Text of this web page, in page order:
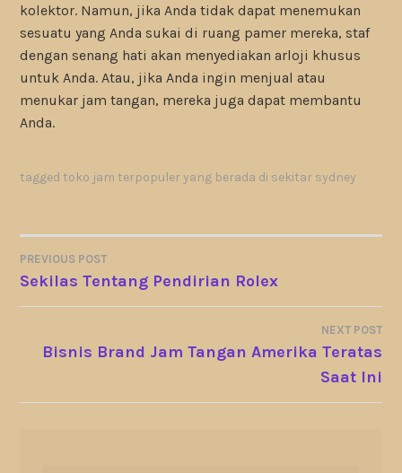
kolektor. Namun, jika Anda tidak dapat menemukan
sesuatu yang Anda sukai di ruang pamer mereka, staf
dengan senang hati akan menyediakan arloji khusus
untuk Anda. Atau, jika Anda ingin menjual atau
menukar jam tangan, mereka juga dapat membantu
Anda.
tagged toko jam terpopuler yang berada di sekitar sydney
POST
NAVIGATION
PREVIOUS POST
Sekilas Tentang Pendirian Rolex
NEXT POST
Bisnis Brand Jam Tangan Amerika Teratas
Saat Ini